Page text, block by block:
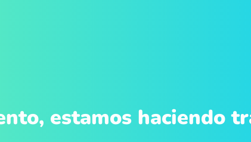
estamos haciendo